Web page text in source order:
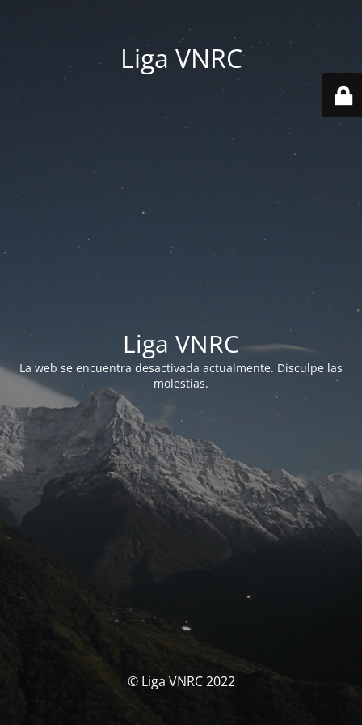
Liga VNRC
Liga VNRC
La web se encuentra desactivada actualmente. Disculpe las
molestias.
© Liga VNRC 2022